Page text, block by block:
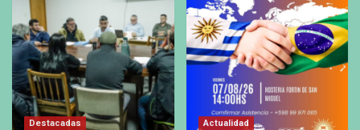
Destacadas Actualidad